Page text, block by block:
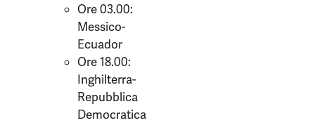
Ore 03.00:
Messico-
Ecuador
Ore 18.00:
Inghilterra-
Repubblica
Democratica